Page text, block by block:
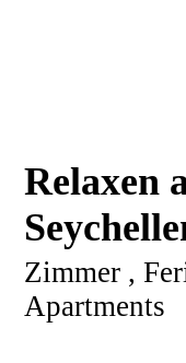
Relaxen
Zimmer ,
Apartments